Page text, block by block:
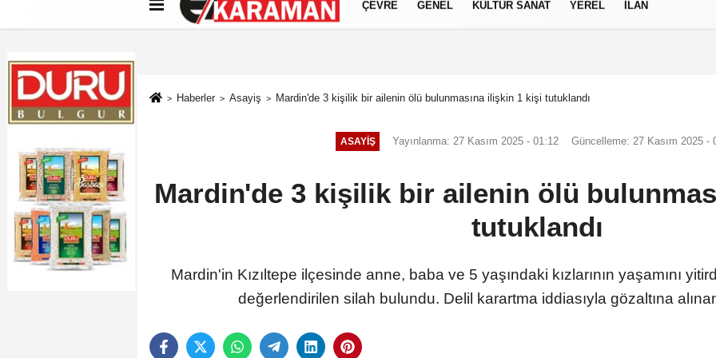
Künye İletişim Çerez Politikası Gizlilik İlkeleri
ÇEVRE GENEL KÜLTÜR SANAT YEREL İLAN
Haberler Asayiş Mardin'de 3 kişilik bir ailenin ölü bulunmasına ilişkin 1 kişi tutuklandı
ASAYIŞ Yayınlanma: 27 Kasım 2025 - 01:12 Güncelleme: 27 Kasım 2025 -
Mardin'de 3 kişilik bir ailenin ölü
tutuklandı
Mardin'in Kızıltepe ilçesinde anne, baba ve 5 yaşındaki kızlarının yaşamını
değerlendirilen silah bulundu. Delil karartma iddiasıyla gözaltına